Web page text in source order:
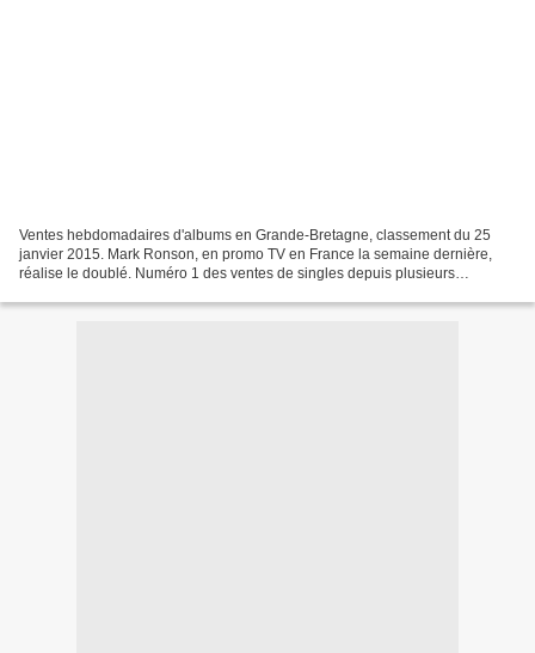
Ventes hebdomadaires d'albums en Grande-Bretagne, classement du 25
janvier 2015. Mark Ronson, en promo TV en France la semaine dernière,
réalise le doublé. Numéro 1 des ventes de singles depuis plusieurs